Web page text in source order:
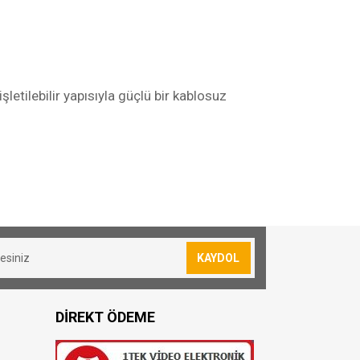
yapısıyla güçlü bir kablosuz
siparişler için 30₺ kargo ücreti
olduğunuz konuma göre
teslim edilmektedir
KAYDOL
DİREKT ÖDEME